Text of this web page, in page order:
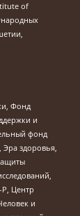
of
Фонд
и
фонд
здоровья,
Центр
и